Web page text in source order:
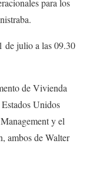
para los
de julio a las 09.30
de Vivienda
Unidos
y el
ambos de Walter